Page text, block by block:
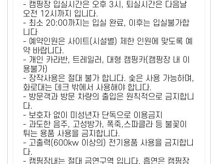
- 캠핑장 입실시간은 오후 3시, 퇴실시간은 다음날
오전 12시까지 입니다.
- 최소 20:00까지는 입실 완료, 이후는 입실불가합
니다
- 예약인원은 사이트(시설별) 제한 인원에 맞도록 예
약 바랍니다.
- 개인 카라반, 트레일러, 대형 캠핑카(캠핑장 내 이
용불가)
- 장작사용은 절대 불가 합니다. 숯은 사용 가능하며,
화로대는 데크 밖에서 사용해야 합니다.
- 방문객과 방문 차량의 출입은 원칙적으로 금지합니
다.
- 보호자 없이 미성년자 단독으로 이용금지
- 과도한 음주, 고성방가, 폭죽,스파클라 등 불꽃이
튀는 용품 사용을 금지합니다.
- 고출력(600kw 이상의) 전기용품 사용을 금지합니
다.
- 캠핑장내는 절대 금연구역 입니다. 흡연은 캠핑장